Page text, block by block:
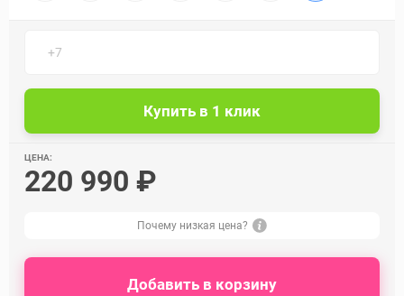
ЦЕНА:
220 990 ₽
Почему низкая цена?
Добавить в корзину